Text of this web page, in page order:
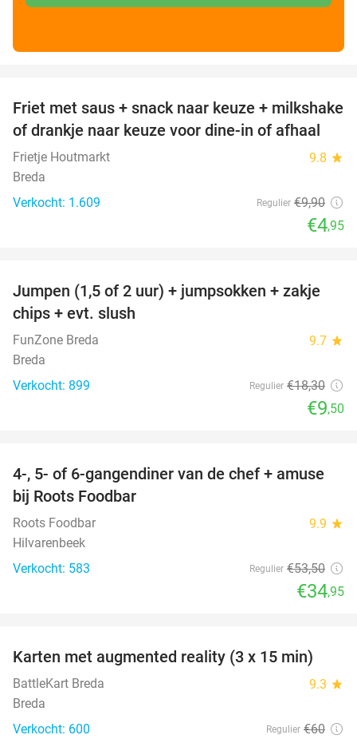
50%
Friet met saus + snack naar keuze + milkshake
of drankje naar keuze voor dine-in of afhaal
Frietje Houtmarkt 9.8 star
Breda
Verkocht: 1.609
Regulier €9,90
€4,95
48%
Jumpen (1,5 of 2 uur) + jumpsokken + zakje
chips + evt. slush
FunZone Breda 9.7 star
Breda
Verkocht: 899
Regulier €18,30
€9,50
35%
4-, 5- of 6-gangendiner van de chef + amuse
bij Roots Foodbar
Roots Foodbar 9.9 star
Hilvarenbeek
Verkocht: 583
Regulier €53,50
€34,95
35%
Karten met augmented reality (3 x 15 min)
BattleKart Breda 9.3 star
Breda
Verkocht: 600
Regulier €60